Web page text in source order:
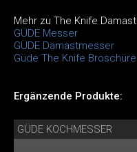
Mehr zu The Knife Damast
GÜDE Messer
GÜDE Damastmesser
Güde The Knife Broschüre
Ergänzende Produkte:
GÜDE KOCHMESSER